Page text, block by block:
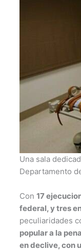
Una sala
Departamento
Con17
federal, y tres
peculiaridades
popular a la
en declive, con